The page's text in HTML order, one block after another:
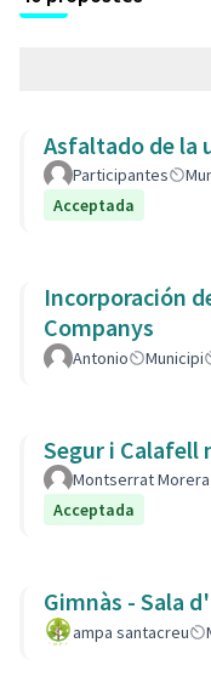
Asfaltado de la
Participantes
Acceptada
Incorporación
Companys
Antonio Municipi
Segur i Calafell
Montserrat Morera
Acceptada
Gimnàs - Sala
ampa santacreu